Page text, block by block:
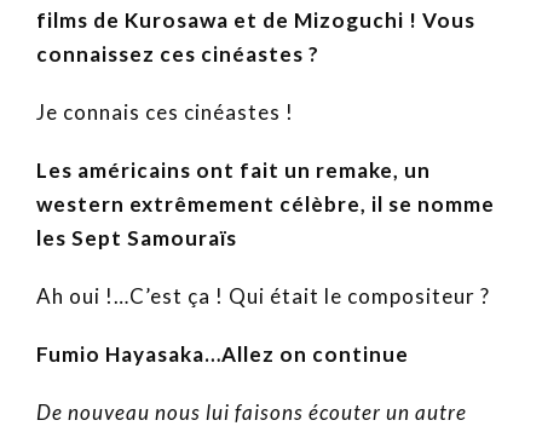
films de Kurosawa et de Mizoguchi ! Vous
connaissez ces cinéastes ?
Je connais ces cinéastes !
Les américains ont fait un remake, un
western extrêmement célèbre, il se nomme
les Sept Samouraïs
Ah oui !…C’est ça ! Qui était le compositeur ?
Fumio Hayasaka…Allez on continue
De nouveau nous lui faisons écouter un autre